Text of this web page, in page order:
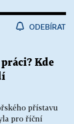
ODEBÍRAT
Kde
přístavu
pro říční